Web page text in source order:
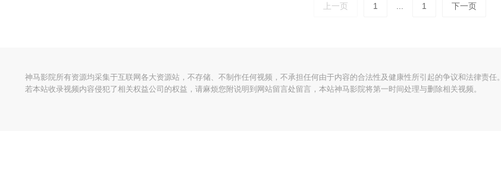
上一页 1 1 下一页
神马影院所有资源均采集于互联网各大资源站，不存储、不制作任何视频，不承担任何由于内容的合法性及健康性所引起的争议和法律责任。
若本站收录视频内容侵犯了相关权益公司的权益，请麻烦您附说明到网站留言处留言，本站神马影院将第一时间处理与删除相关视频。